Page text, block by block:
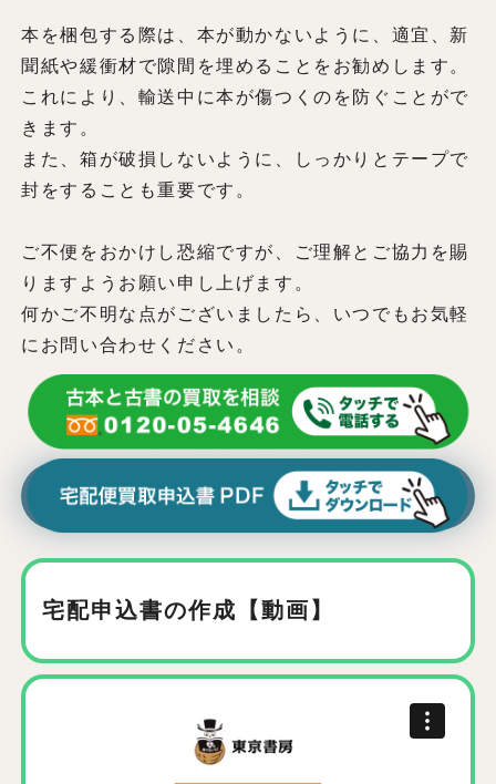
本を梱包する際は、本が動かないように、適宜、新
聞紙や緩衝材で隙間を埋めることをお勧めします。
これにより、輸送中に本が傷つくのを防ぐことがで
きます。
また、箱が破損しないように、しっかりとテープで
封をすることも重要です。
ご不便をおかけし恐縮ですが、ご理解とご協力を賜
りますようお願い申し上げます。
何かご不明な点がございましたら、いつでもお気軽
にお問い合わせください。
宅配申込書の作成【動画】